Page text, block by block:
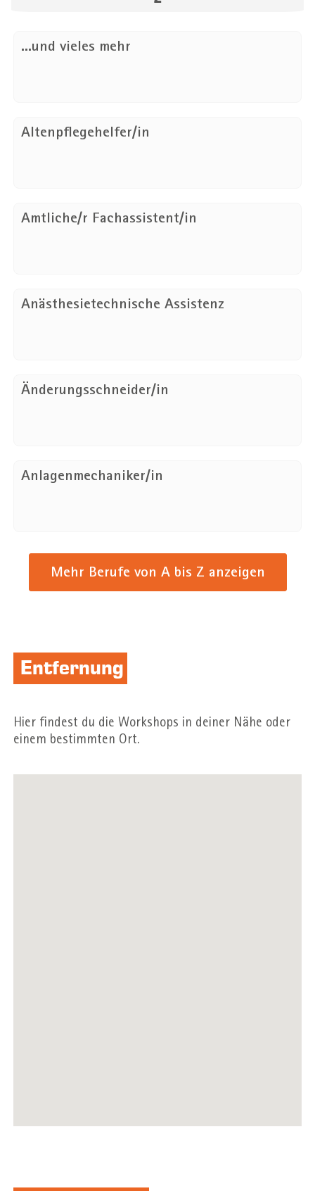
...und vieles mehr
Altenpflegehelfer/in
Amtliche/r Fachassistent/in
Anästhesietechnische Assistenz
Änderungsschneider/in
Anlagenmechaniker/in
Mehr Berufe von A bis Z anzeigen
Entfernung
Hier findest du die Workshops in deiner Nähe oder
einem bestimmten Ort.